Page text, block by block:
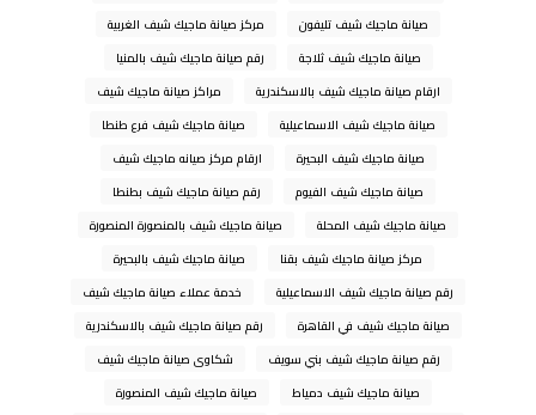
صيانة ماجيك شيف تليفون
مركز صيانة ماجيك شيف الغربية
صيانة ماجيك شيف ثلاجة
رقم صيانة ماجيك شيف بالمنيا
ارقام صيانة ماجيك شيف بالاسكندرية
مراكز صيانة ماجيك شيف
صيانة ماجيك شيف الاسماعيلية
صيانة ماجيك شيف فرع طنطا
صيانة ماجيك شيف البحيرة
ارقام مركز صيانه ماجيك شيف
صيانة ماجيك شيف الفيوم
رقم صيانة ماجيك شيف بطنطا
صيانة ماجيك شيف المحلة
صيانة ماجيك شيف بالمنصورة المنصورة
مركز صيانة ماجيك شيف بقنا
صيانة ماجيك شيف بالبحيرة
رقم صيانة ماجيك شيف الاسماعيلية
خدمة عملاء صيانة ماجيك شيف
صيانة ماجيك شيف في القاهرة
رقم صيانة ماجيك شيف بالاسكندرية
رقم صيانة ماجيك شيف بني سويف
شكاوى صيانة ماجيك شيف
صيانة ماجيك شيف دمياط
صيانة ماجيك شيف المنصورة